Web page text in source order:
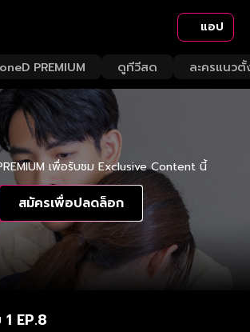
แอป
oneD PREMIUM ดูทีวีสด ละครแนวตั้
เพื่อรับชม Exclusive Content นี้
สมัครเพื่อปลดล็อก
EP.8